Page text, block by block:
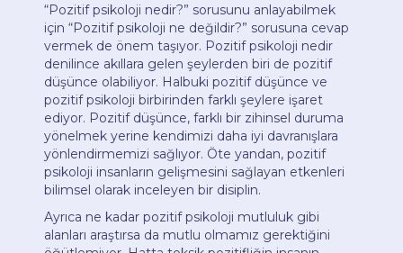
“Pozitif psikoloji nedir?” sorusunu anlayabilmek
için “Pozitif psikoloji ne değildir?” sorusuna cevap
vermek de önem taşıyor. Pozitif psikoloji nedir
denilince akıllara gelen şeylerden biri de pozitif
düşünce olabiliyor. Halbuki pozitif düşünce ve
pozitif psikoloji birbirinden farklı şeylere işaret
ediyor. Pozitif düşünce, farklı bir zihinsel duruma
yönelmek yerine kendimizi daha iyi davranışlara
yönlendirmemizi sağlıyor. Öte yandan, pozitif
psikoloji insanların gelişmesini sağlayan etkenleri
bilimsel olarak inceleyen bir disiplin.
Ayrıca ne kadar pozitif psikoloji mutluluk gibi
alanları araştırsa da mutlu olmamız gerektiğini